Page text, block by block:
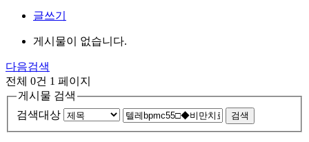
글쓰기
게시물이 없습니다.
다음검색
전체 0건 1 페이지
게시물 검색
검색대상
검색